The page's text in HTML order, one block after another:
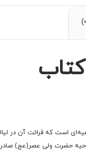
است که قرائت آن در
حضرت ولی عصر(عج)